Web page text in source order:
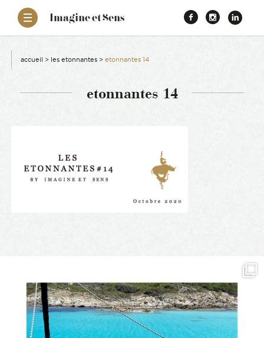
Imagine et Sens–
Événementiel
Communicants
accueil > les etonnantes > etonnantes 14
etonnantes 14